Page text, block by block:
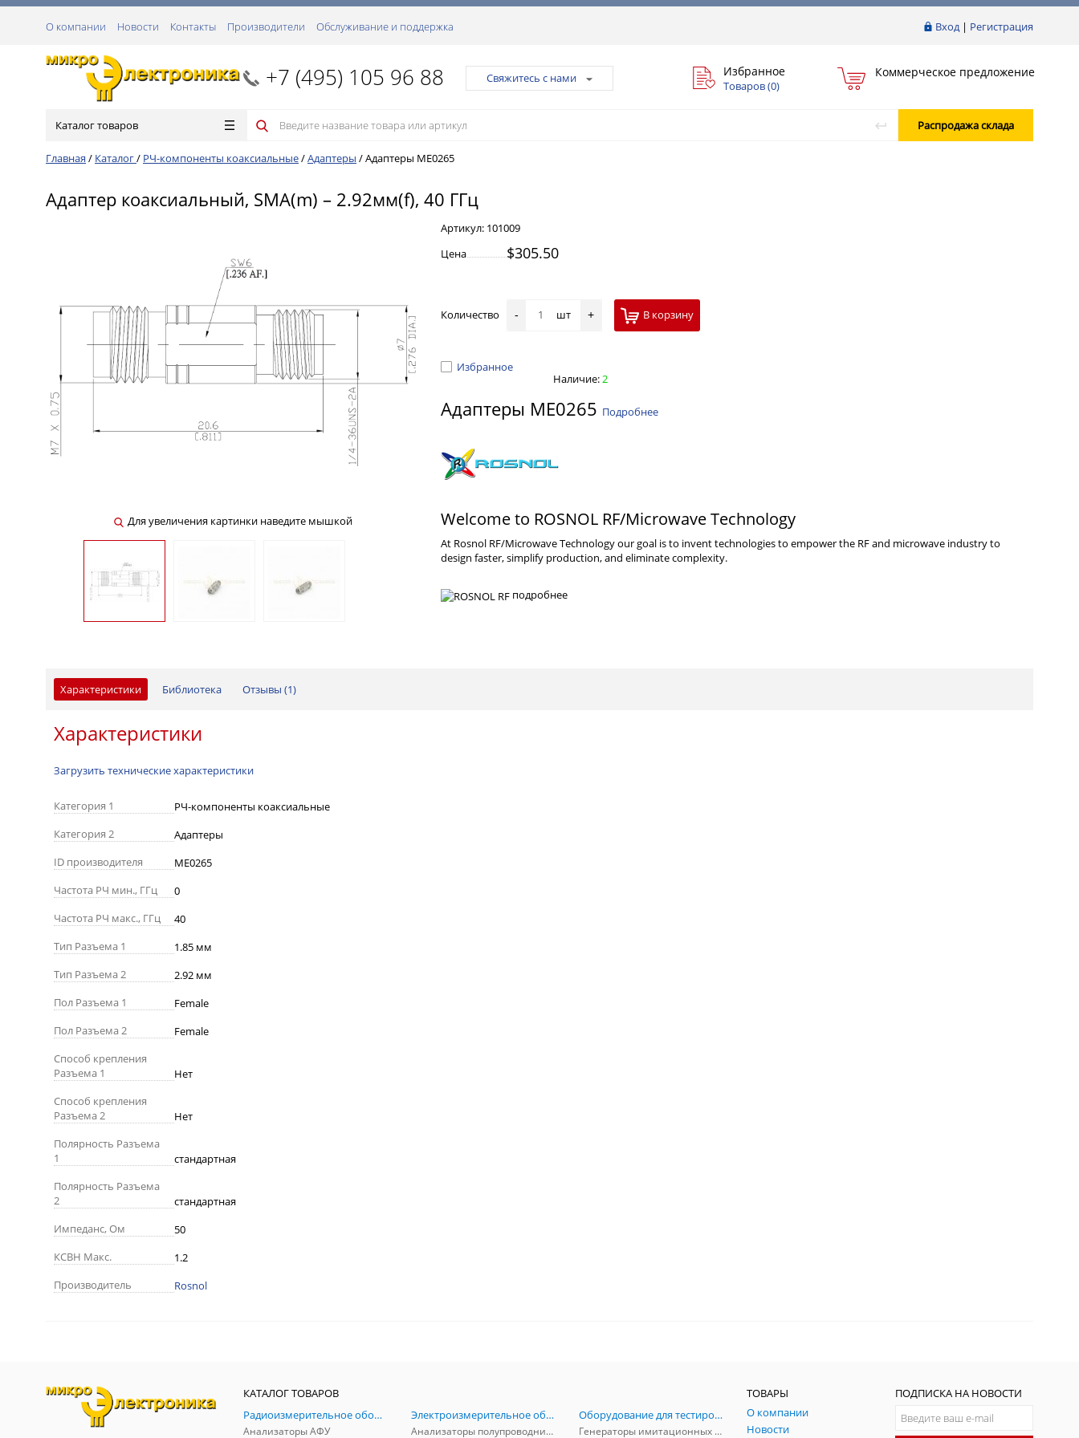
Вход| Регистрация
О компании Новости Контакты Производители Обслуживание и поддержка
+7 (495) 105 96 88 Свяжитесь с нами Избранное
Товаров (0)
Коммерческое предложение
Каталог товаров Распродажа склада
Главная / Каталог/ РЧ-компоненты коаксиальные/Адаптеры /Адаптеры ME0265
Адаптер коаксиальный, SMA(m) – 2.92мм(f), 40 ГГц
Для увеличения картинки наведите мышкой
Артикул: 101009
Цена
$305.50
Количество - шт + В корзину
Избранное
Наличие:2
Адаптеры ME0265 Подробнее
Welcome to ROSNOL RF/Microwave Technology
At Rosnol RF/Microwave Technology our goal is to invent technologies to empower the RF and microwave industry to
design faster, simplify production, and eliminate complexity.
подробнее
Характеристики Библиотека Отзывы (1)
Характеристики
Загрузить технические характеристики
Категория 1
РЧ-компоненты коаксиальные
Категория 2
Адаптеры
ID производителя
ME0265
Частота РЧ мин., ГГц
0
Частота РЧ макс., ГГц
40
Тип Разъема 1
1.85 мм
Тип Разъема 2
2.92 мм
Пол Разъема 1
Female
Пол Разъема 2
Female
Способ крепления
Разъема 1
Нет
Способ крепления
Разъема 2
Нет
Полярность Разъема
1
стандартная
Полярность Разъема
2
стандартная
Импеданс, Ом
50
КСВН Макс.
1.2
Производитель
Rosnol
КАТАЛОГ ТОВАРОВ
Радиоизмерительное оборудование
Анализаторы АФУ
Электроизмерительное оборудование
Анализаторы полупроводников
Оборудование для тестирования и симуляции ГНСС
Генераторы имитационных и заградительных помех
ТОВАРЫ
О компании
Новости
ПОДПИСКА НА НОВОСТИ